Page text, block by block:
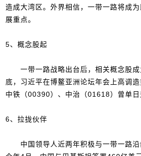
造成大湾区。外界相信，一带一路将成为
展重点。
5、概念股起
一带一路战略出台后，相关概念股成
底，习近平在博鳌亚洲论坛年会上高调造
中铁（00390）、中治（01618）曾单日
6、拉拢伙伴
中国领导人近两年积极与一带一路沿